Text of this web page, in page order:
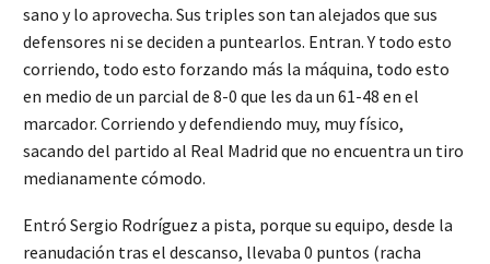
sano y lo aprovecha. Sus triples son tan alejados que sus
defensores ni se deciden a puntearlos. Entran. Y todo esto
corriendo, todo esto forzando más la máquina, todo esto
en medio de un parcial de 8-0 que les da un 61-48 en el
marcador. Corriendo y defendiendo muy, muy físico,
sacando del partido al Real Madrid que no encuentra un tiro
medianamente cómodo.
Entró Sergio Rodríguez a pista, porque su equipo, desde la
reanudación tras el descanso, llevaba 0 puntos (racha